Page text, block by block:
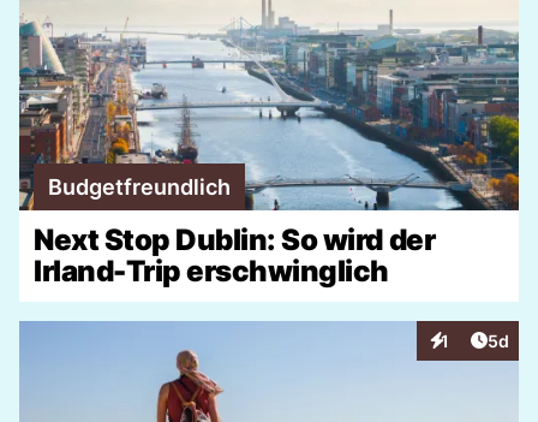
Budgetfreundlich
Next Stop Dublin: So wird der
Irland-Trip erschwinglich
1
Interaktionen
5d